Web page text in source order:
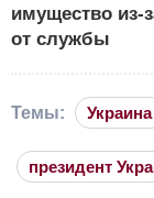
имущество из-
от службы
Темы: Украина
президент